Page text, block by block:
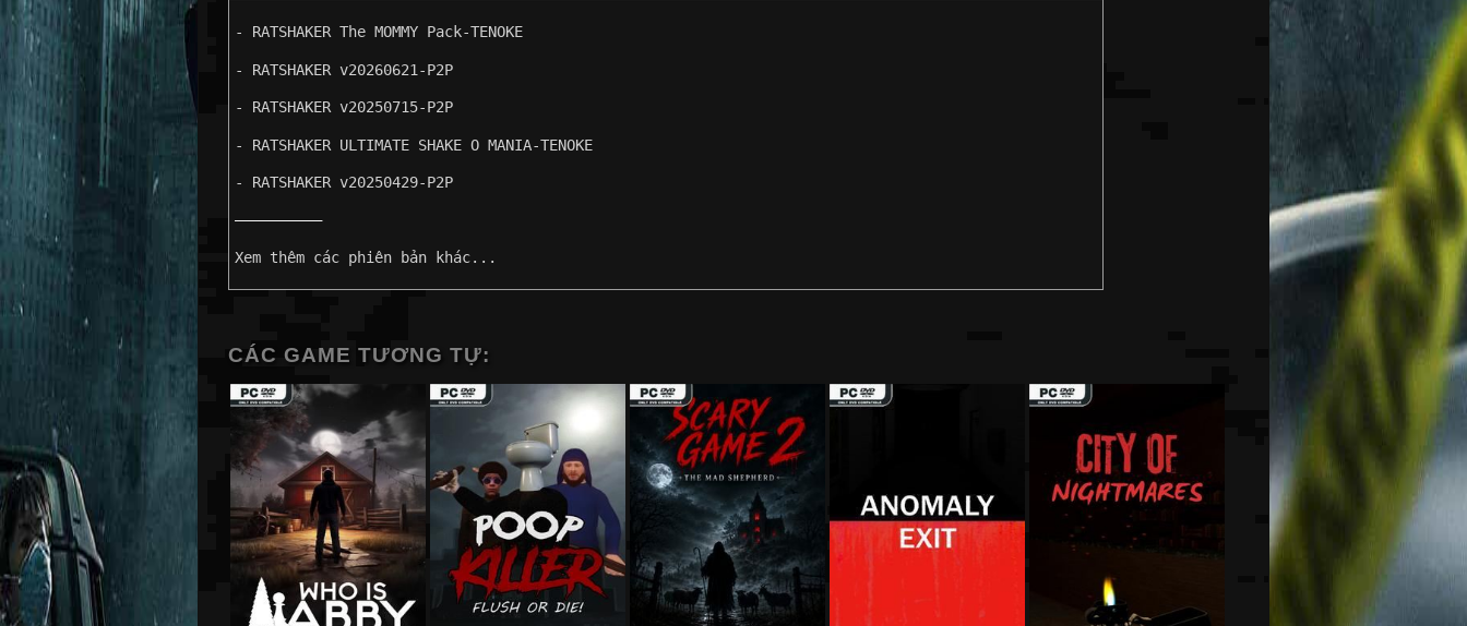
- RATSHAKER The MOMMY Pack-TENOKE
- RATSHAKER v20260621-P2P
- RATSHAKER v20250715-P2P
- RATSHAKER ULTIMATE SHAKE O MANIA-TENOKE
- RATSHAKER v20250429-P2P
——————————
Xem thêm các phiên bản khác...
CÁC GAME TƯƠNG TỰ: